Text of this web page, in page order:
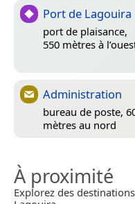
Port de Lagouira
port de plaisance,
550 mètres à
Administration
bureau de poste,
mètres au nord
À proximité
Explorez des